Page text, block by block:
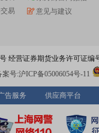
易
意见与建议
经营证券期货业务许可证编
案号:沪ICP备05006054号-11
告服务 供应商平台